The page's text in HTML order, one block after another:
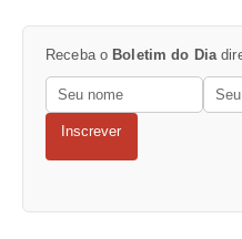
Receba o Boletim do Dia
Inscrever